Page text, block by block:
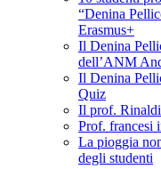
“Denina
Erasmus+
Il Denina
dell’ANM
Il Denina
Quiz
Il prof.
Prof. francesi
La pioggia
degli studenti